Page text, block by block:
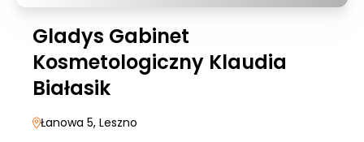
Gladys Gabinet
Kosmetologiczny Klaudia
Białasik
Łanowa 5, Leszno